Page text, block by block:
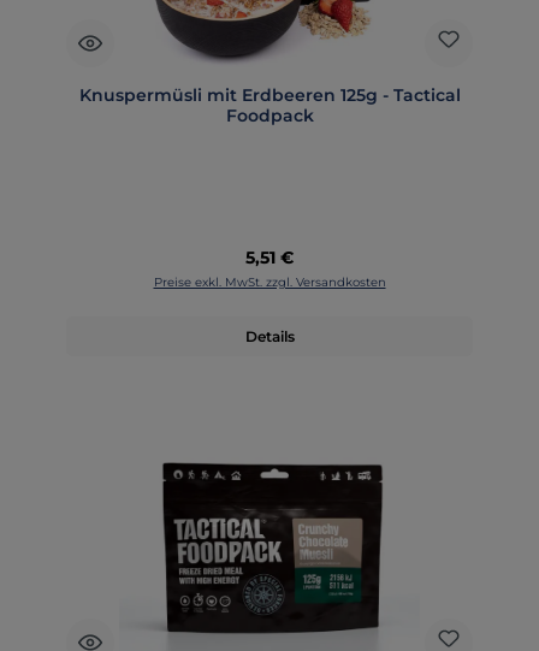
Knuspermüsli mit Erdbeeren 125g - Tactical
Foodpack
Regulärer Preis:
5,51 €
Preise exkl. MwSt. zzgl. Versandkosten
Details